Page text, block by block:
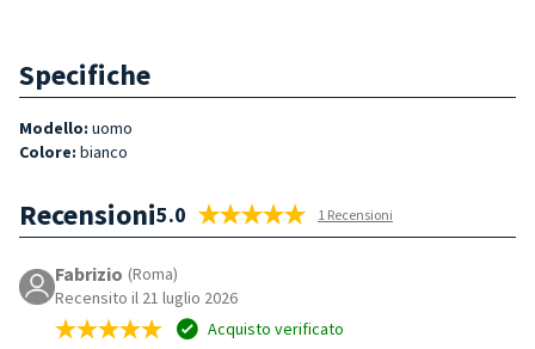
Specifiche
Modello: uomo
Colore: bianco
Recensioni5.0 1 Recensioni
Fabrizio (Roma)
Recensito il 21 luglio 2026
Acquisto verificato